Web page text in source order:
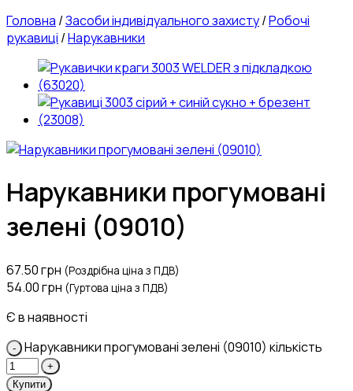
Головна /Засоби індивідуального захисту/Робочі
рукавиці /Нарукавники
Нарукавники прогумовані
зелені (09010)
67.50грн (Роздрібна ціна з ПДВ)
54.00грн (Гуртова ціна з ПДВ)
Є в наявності
Нарукавники прогумовані зелені (09010) кількість
Купити